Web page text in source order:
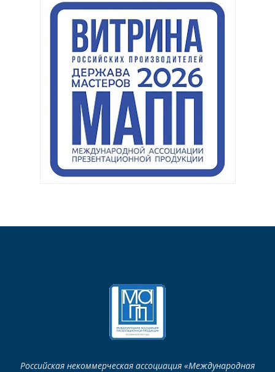
Российская некоммерческая ассоциация «Международная